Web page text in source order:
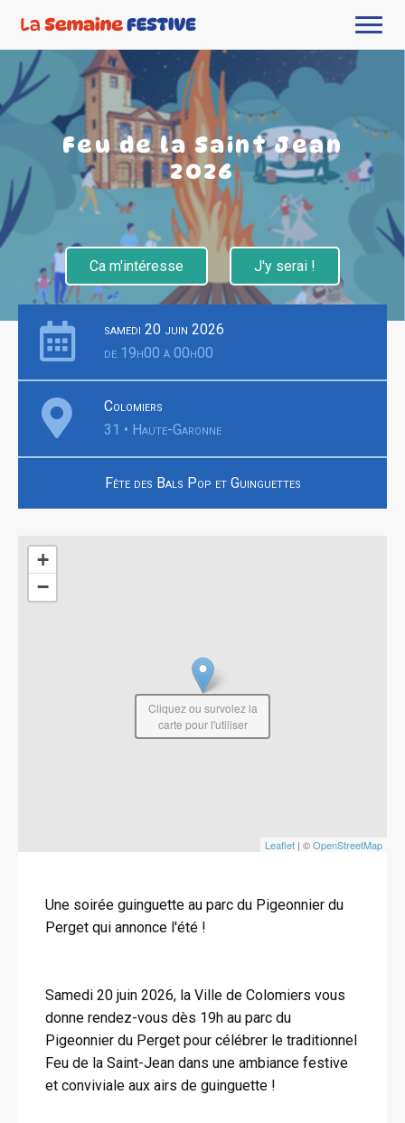
Feu de la Saint Jean
2026
Ca m'intéresse J'y serai !
samedi 20 juin 2026
de 19h00 à 00h00
Colomiers
31 • Haute-Garonne
Fête des Bals Pop et Guinguettes
+
−
Leaflet | ©OpenStreetMap
Cliquez ou survolez la
carte pour l'utiliser
Une soirée guinguette au parc du Pigeonnier du
Perget qui annonce l'été !
Samedi 20 juin 2026, la Ville de Colomiers vous
donne rendez-vous dès 19h au parc du
Pigeonnier du Perget pour célébrer le traditionnel
Feu de la Saint-Jean dans une ambiance festive
et conviviale aux airs de guinguette !